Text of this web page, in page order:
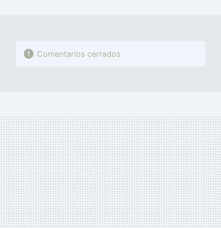
Comentarios cerrados